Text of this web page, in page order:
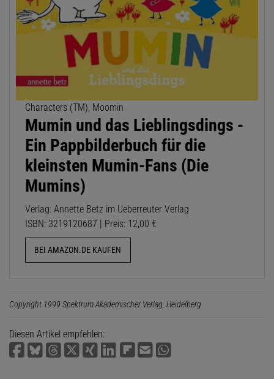
Characters (TM), Moomin
Mumin und das Lieblingsdings -
Ein Pappbilderbuch für die
kleinsten Mumin-Fans (Die
Mumins)
Verlag: Annette Betz im Ueberreuter Verlag
ISBN: 3219120687 | Preis: 12,00 €
BEI AMAZON.DE KAUFEN
Copyright 1999 Spektrum Akademischer Verlag, Heidelberg
Diesen Artikel empfehlen: